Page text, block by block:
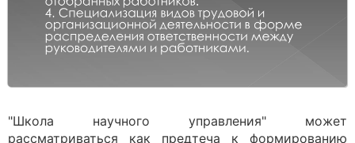
"Школа научного управления" может
рассматриваться как предтеча к формированию